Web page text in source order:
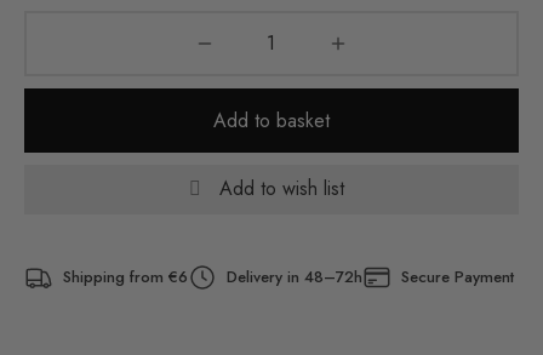
Add to basket
Add to wish list
Shipping from €6 Delivery in 48–72h Secure Payment